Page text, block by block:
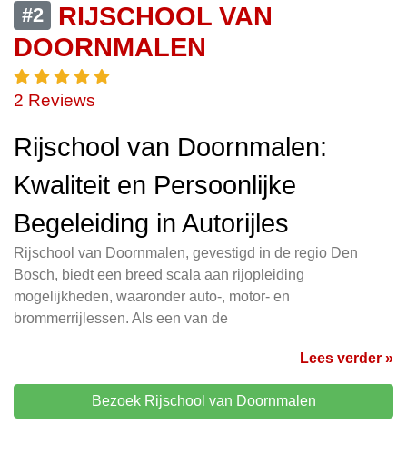
#2
RIJSCHOOL VAN
DOORNMALEN
2 Reviews
Rijschool van Doornmalen:
Kwaliteit en Persoonlijke
Begeleiding in Autorijles
Rijschool van Doornmalen, gevestigd in de regio Den
Bosch, biedt een breed scala aan rijopleiding
mogelijkheden, waaronder auto-, motor- en
brommerrijlessen. Als een van de
Lees verder »
Bezoek Rijschool van Doornmalen